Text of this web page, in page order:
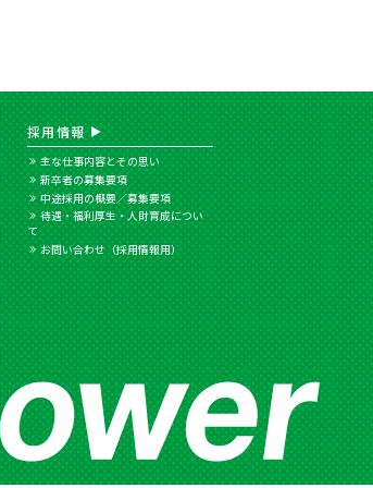
採用情報
主な仕事内容とその思い
新卒者の募集要項
中途採用の概要／募集要項
待遇・福利厚生・人財育成につい
て
お問い合わせ（採用情報用）